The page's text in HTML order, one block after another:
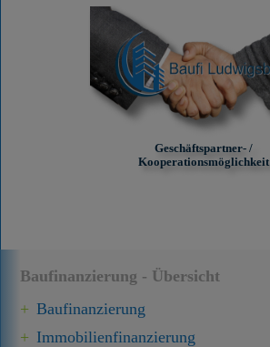
Baufinanzierung - Übersicht
Baufinanzierung
Immobilien­finanzierung
Geschäftspartner- /
Kooperationsmöglichkeit